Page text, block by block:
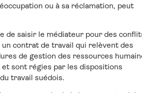
ou à sa réclamation, peut
de saisir le médiateur pour des
un contrat de travail qui relèvent des
de gestion des ressources
et sont régies par les dispositions
travail suédois.